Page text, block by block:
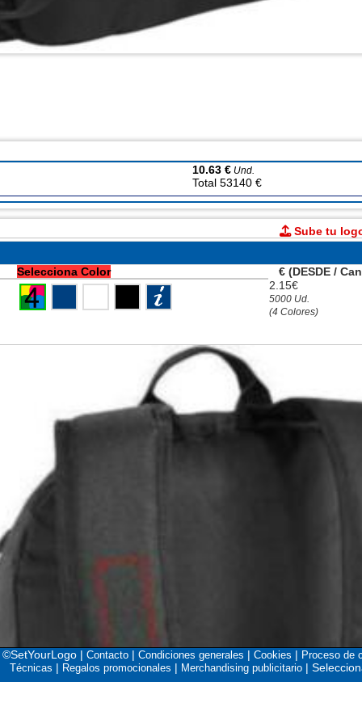
10.63 €Und.
Total 53140 €
Sube tu
Selecciona Color
€ (DESDE /
2.15€
5000 Ud.
(4 Colores)
©SetYourLogo | Contacto| Condiciones generales | Cookies | Proceso de
Técnicas | Regalos promocionales | Merchandising publicitario |